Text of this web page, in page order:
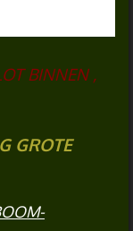
BINNEN ,
GROTE